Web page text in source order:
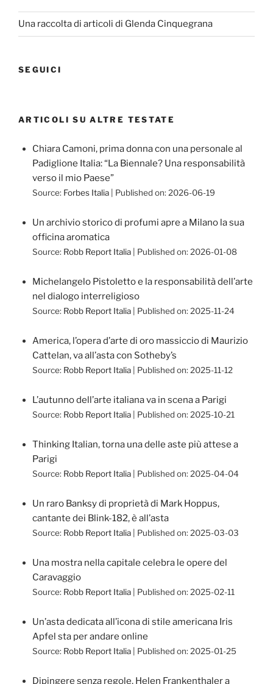
Una raccolta di articoli di Glenda Cinquegrana
SEGUICI
ARTICOLI SU ALTRE TESTATE
Chiara Camoni, prima donna con una personale al
Padiglione Italia: “La Biennale? Una responsabilità
verso il mio Paese”
Source: Forbes Italia Published on: 2026-06-19
Un archivio storico di profumi apre a Milano la sua
officina aromatica
Source: Robb Report Italia Published on: 2026-01-08
Michelangelo Pistoletto e la responsabilità dell’arte
nel dialogo interreligioso
Source: Robb Report Italia Published on: 2025-11-24
America, l’opera d’arte di oro massiccio di Maurizio
Cattelan, va all’asta con Sotheby’s
Source: Robb Report Italia Published on: 2025-11-12
L’autunno dell’arte italiana va in scena a Parigi
Source: Robb Report Italia Published on: 2025-10-21
Thinking Italian, torna una delle aste più attese a
Parigi
Source: Robb Report Italia Published on: 2025-04-04
Un raro Banksy di proprietà di Mark Hoppus,
cantante dei Blink-182, è all’asta
Source: Robb Report Italia Published on: 2025-03-03
Una mostra nella capitale celebra le opere del
Caravaggio
Source: Robb Report Italia Published on: 2025-02-11
Un’asta dedicata all’icona di stile americana Iris
Apfel sta per andare online
Source: Robb Report Italia Published on: 2025-01-25
Dipingere senza regole, Helen Frankenthaler a